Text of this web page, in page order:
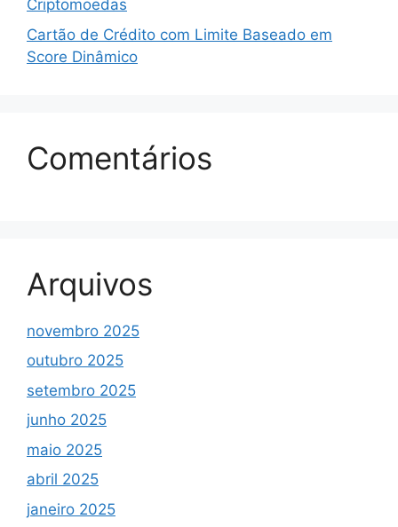
Criptomoedas
Cartão de Crédito com Limite Baseado em
Score Dinâmico
Comentários
Arquivos
novembro 2025
outubro 2025
setembro 2025
junho 2025
maio 2025
abril 2025
janeiro 2025